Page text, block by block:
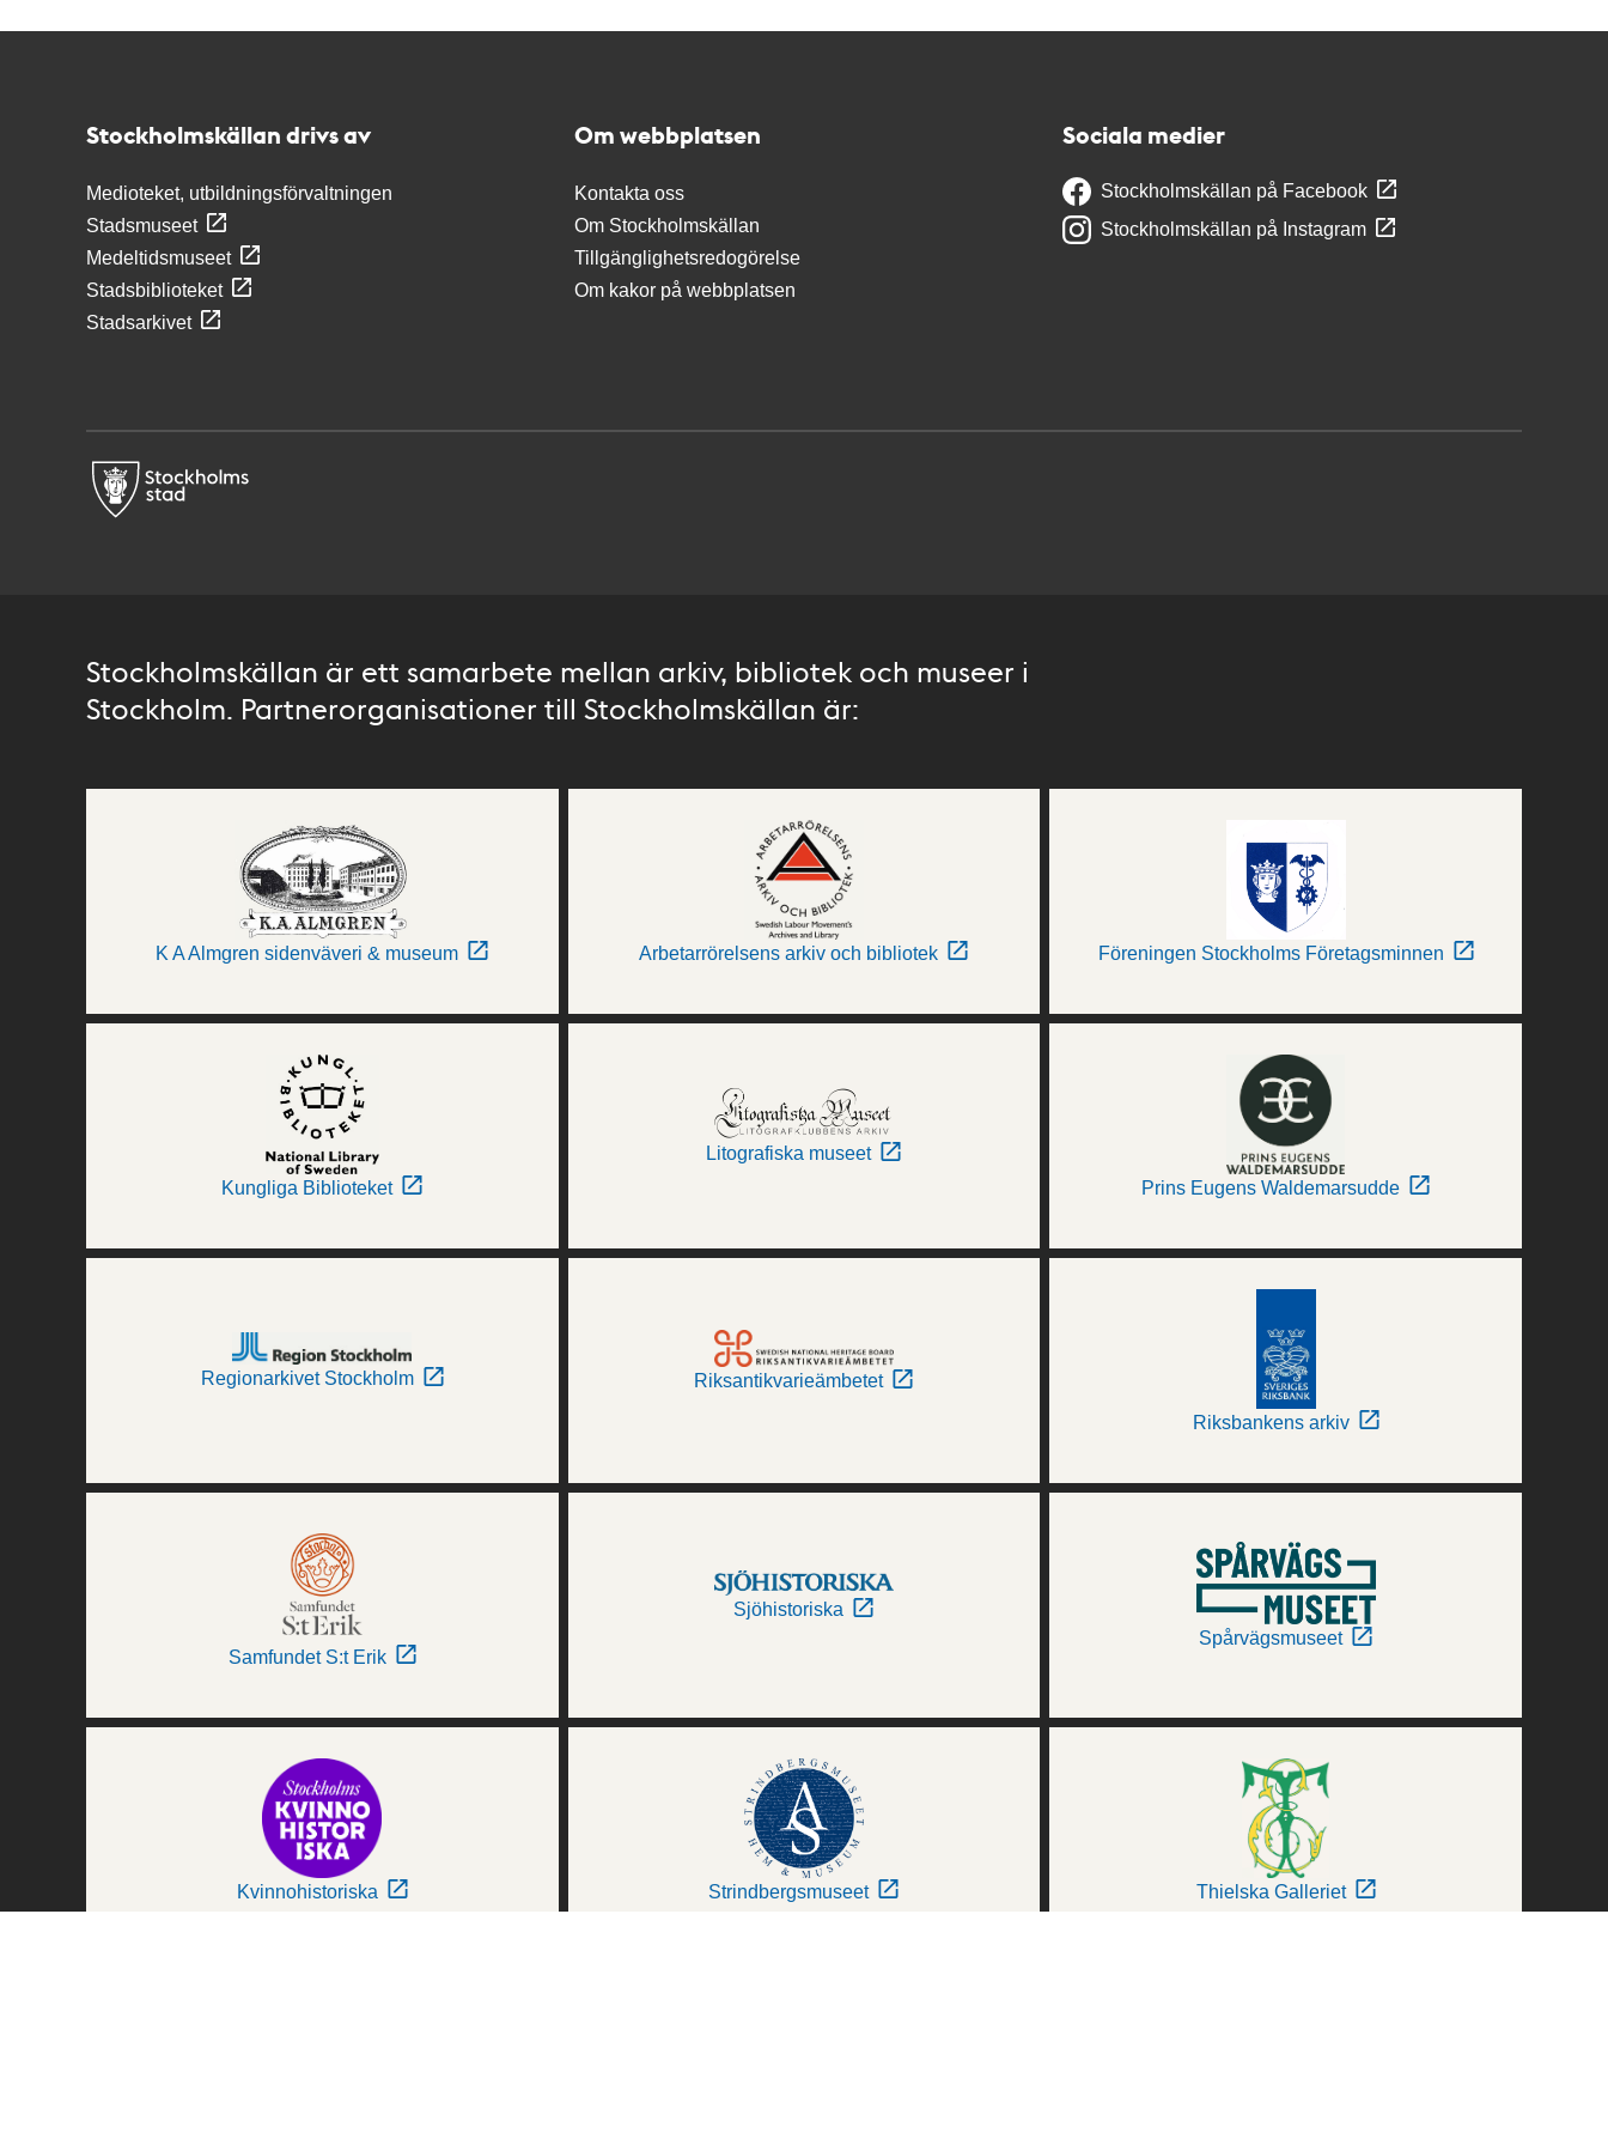
Stockholmskällan drivs av
Medioteket, utbildningsförvaltningen
Stadsmuseet
Medeltidsmuseet
Stadsbiblioteket
Stadsarkivet
Om webbplatsen
Kontakta oss
Om Stockholmskällan
Tillgänglighetsredogörelse
Om kakor på webbplatsen
Sociala medier
Stockholmskällan på Facebook
Stockholmskällan på Instagram
Stockholmskällan är ett samarbete mellan arkiv, bibliotek och museer i
Stockholm. Partnerorganisationer till Stockholmskällan är:
K A Almgren sidenväveri & museum Arbetarrörelsens arkiv och bibliotek Föreningen Stockholms Företagsminnen
Kungliga Biblioteket
Litografiska museet
Prins Eugens Waldemarsudde
Regionarkivet Stockholm Riksantikvarieämbetet
Riksbankens arkiv
Samfundet S:t Erik
Sjöhistoriska
Spårvägsmuseet
Kvinnohistoriska Strindbergsmuseet Thielska Galleriet